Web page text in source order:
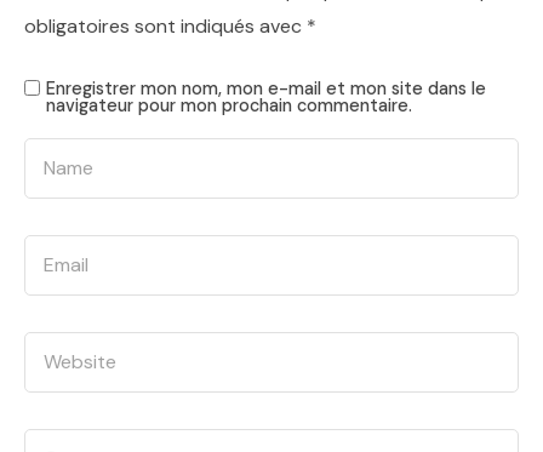
obligatoires sont indiqués avec *
Enregistrer mon nom, mon e-mail et mon site dans le
navigateur pour mon prochain commentaire.